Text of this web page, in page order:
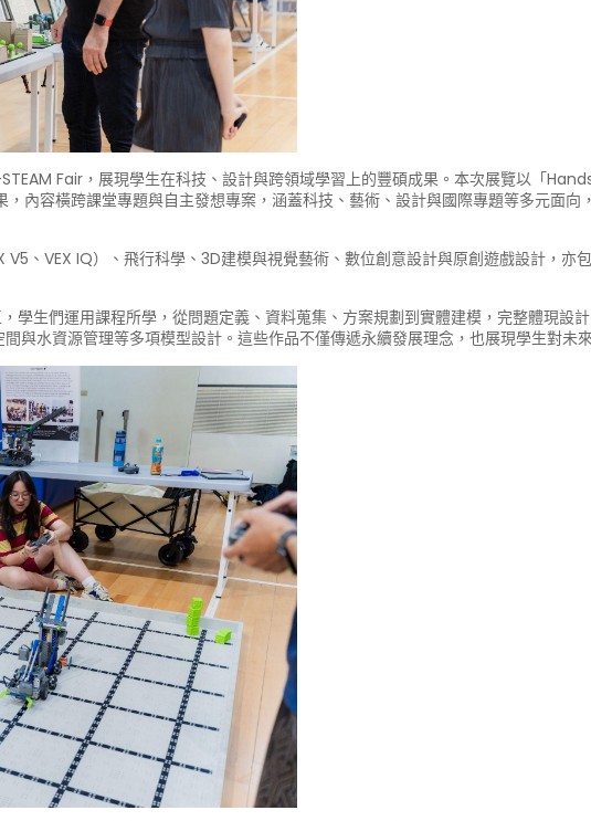
Fair，展現學生在科技、設計與跨領域學習上的豐碩成果。本次展覽以「
內容橫跨課堂專題與自主發想專案，涵蓋科技、藝術、設計與國際專題等多元面向
、VEX IQ）、飛行科學、3D建模與視覺藝術、數位創意設計與原創遊戲設計，亦
生們運用課程所學，從問題定義、資料蒐集、方案規劃到實體建模，完整體現設
與水資源管理等多項模型設計。這些作品不僅傳遞永續發展理念，也展現學生對未